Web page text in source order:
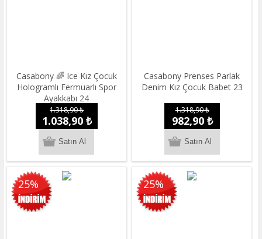
Casabony 🌈 Ice Kız Çocuk
Hologramlı Fermuarlı Spor
Ayakkabı 24
1.318,90 ₺
1.038,90 ₺
Casabony Prenses Parlak
Denim Kız Çocuk Babet 23
1.318,90 ₺
982,90 ₺
25% 25%